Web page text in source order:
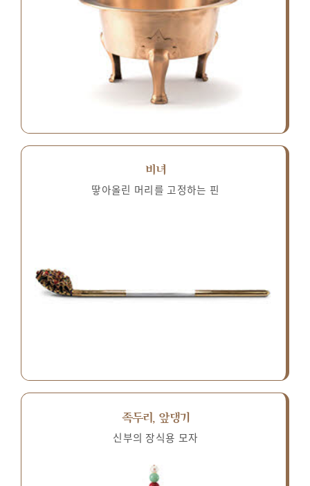
비녀
땋아올린 머리를 고정하는 핀
족두리, 앞댕기
신부의 장식용 모자